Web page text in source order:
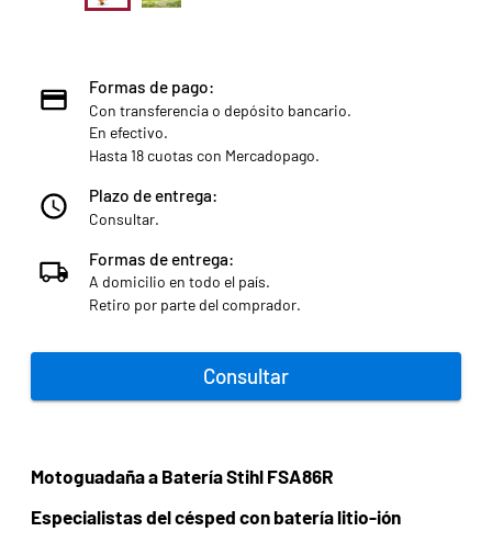
Formas de pago:
Con transferencia o depósito bancario.
En efectivo.
Hasta 18 cuotas con Mercadopago.
Plazo de entrega:
Consultar.
Formas de entrega:
A domicilio en todo el país.
Retiro por parte del comprador.
Consultar
Motoguadaña a Batería Stihl FSA86R
Especialistas del césped con batería litio-ión